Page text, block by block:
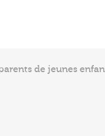
de jeunes